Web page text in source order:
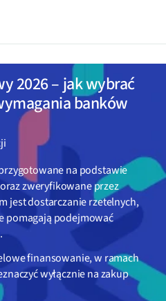
2026 – jak wybrać
banków
na podstawie
zweryfikowane przez
jest dostarczanie rzetelnych,
pomagają podejmować
finansowanie, w ramach
wyłącznie na zakup